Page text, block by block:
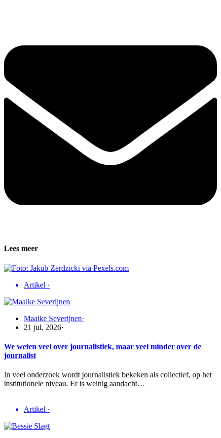
Lees meer
Artikel ·
Maaike Severijnen·
21 jul, 2026·
We weten veel over journalistiek, maar veel minder over de
journalist
In veel onderzoek wordt journalistiek bekeken als collectief, op het
institutionele niveau. Er is weinig aandacht…
Artikel ·